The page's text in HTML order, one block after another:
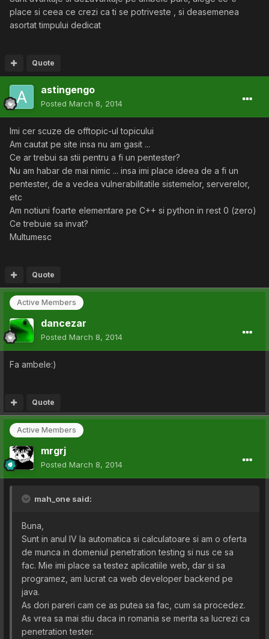
place si ceea ce crezi ca ti se potriveste , si deasemenea
asortat timpului dedicat
Quote
astingengo
Posted March 8, 2014
Imi cer scuze de offtopic-ul topicului
Am cautat pe site insa nu am gasit ...
Ce ar trebui sa stii pentru a fi un pentester?
Nu am habar de mai nimic ... insa imi place ideea de a fi un
pentester, de a vedea vulnerabilitatile sistemelor, serverelor,
etc
Am notiuni foarte elementare pe C++ si python in rest 0 (zero)
Ce trebuie sa invat?
Multumesc
Quote
Active Members
dancezar
Posted March 8, 2014
Fa ambele:)
Quote
Active Members
mrgrj
Posted March 8, 2014
mah_one said:
Buna,
Sunt in anul IV la automatica si calculatoare si am o oferta
de munca in domeniul penetration testing si nus ce sa
fac. Mie imi place sa testez aplicatiile web, dar si sa
programez, am lucrat ca web developer backend pe
java.
As dori pareri cam ce as putea sa fac, cum sa procedez.
As vrea sa mai stiu daca in romania se merita sa lucrezi ca
penetration tester.